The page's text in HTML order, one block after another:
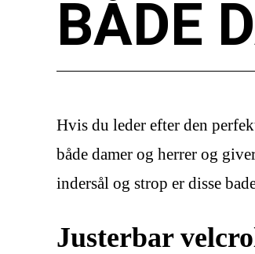
BÅDE
Hvis du leder efter den
både damer og herrer og
indersål og strop er disse
Justerbar